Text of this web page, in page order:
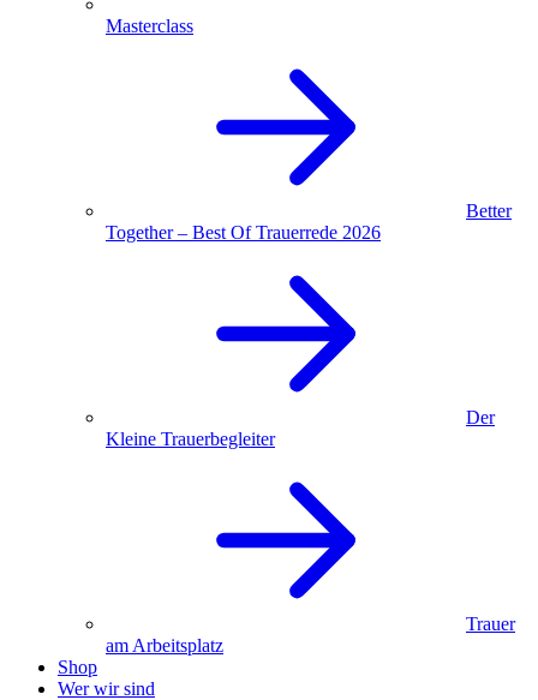
Masterclass
Better
Together – Best Of Trauerrede 2026
Der
Kleine Trauerbegleiter
Trauer
am Arbeitsplatz
Shop
Wer wir sind